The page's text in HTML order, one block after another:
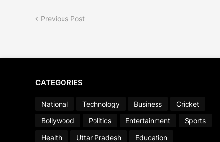
Previous Post
CATEGORIES
National Technology Business
Cricket
Bollywood
Politics Entertainment
Sports
Health
Uttar Pradesh
Education